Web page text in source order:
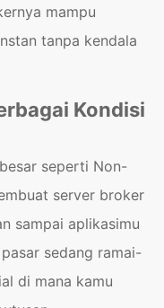
mampu
tanpa kendala
Kondisi
seperti Non-
server broker
sampai aplikasimu
sedang ramai-
di mana kamu